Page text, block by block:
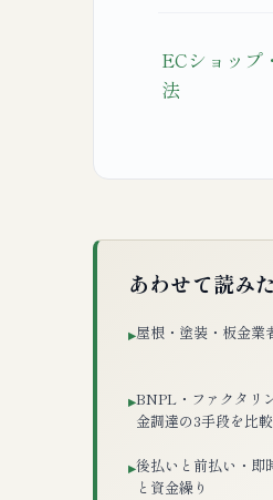
ECショップ
法
あわせて読み
▸屋根・塗装・板金業
▸BNPL・ファクタリ
金調達の3手段を比較
▸後払いと前払い・即
と資金繰り